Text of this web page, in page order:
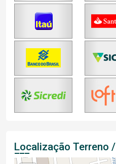
Localização Terreno